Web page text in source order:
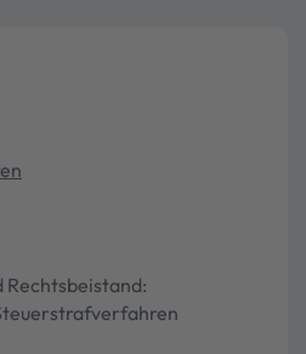
Rechtsbeistand: